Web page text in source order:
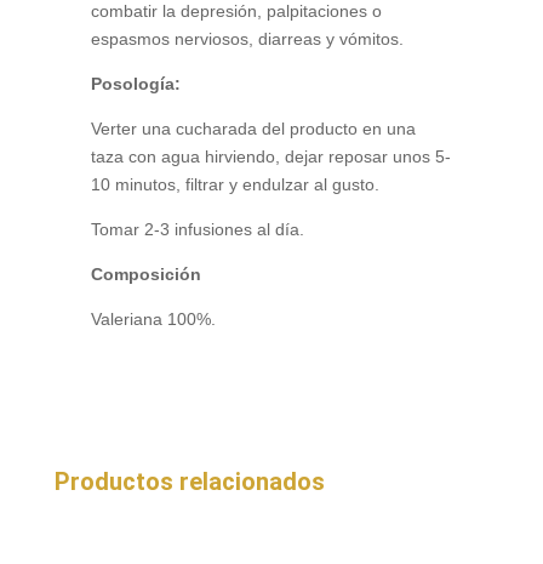
combatir la depresión, palpitaciones o
espasmos nerviosos, diarreas y vómitos.
Posología:
Verter una cucharada del producto en una
taza con agua hirviendo, dejar reposar unos 5-
10 minutos, filtrar y endulzar al gusto.
Tomar 2-3 infusiones al día.
Composición
Valeriana 100%.
Productos relacionados